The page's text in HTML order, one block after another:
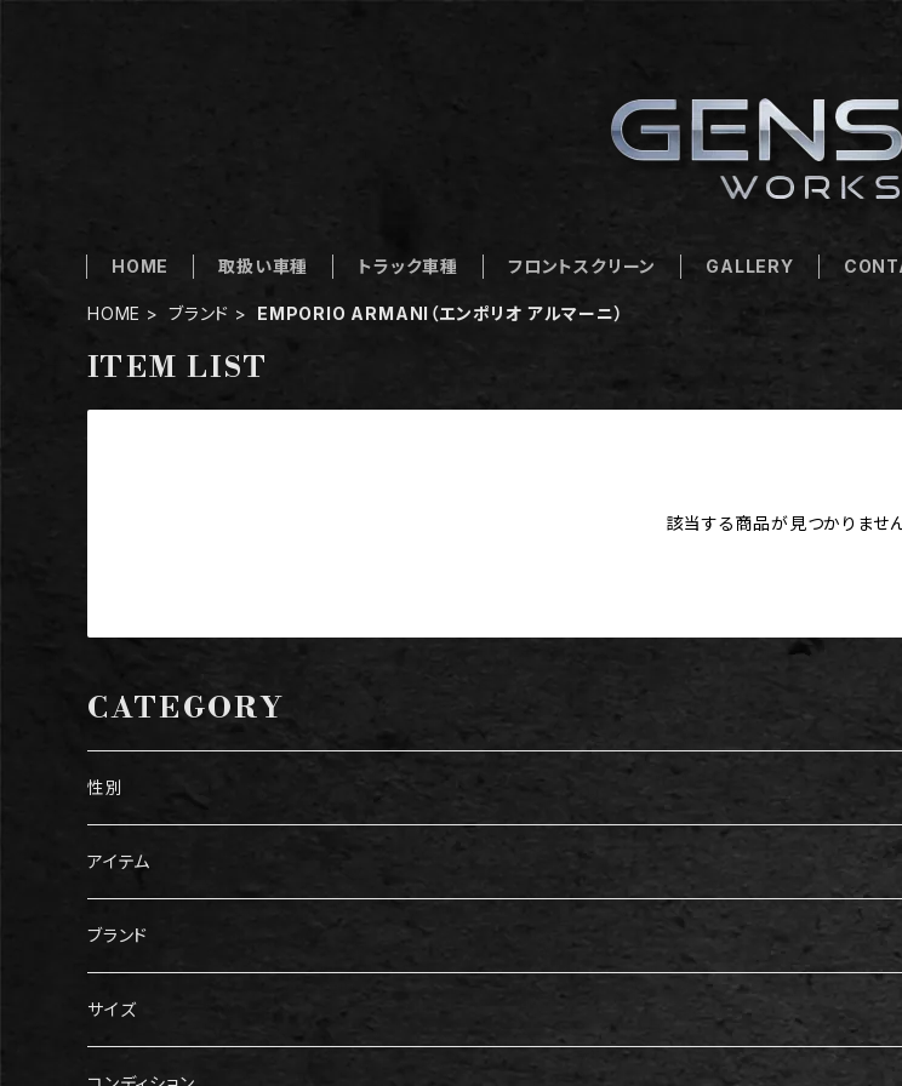
HOME 取扱い車種 トラック車種 フロントスクリーン GALLERY
HOME ブランド EMPORIO ARMANI（エンポリオ アルマーニ）
ITEM LIST
該当する商品が見つかりません
CATEGORY
性別
メンズ
レディース
アイテム
トップス
Tシャツ
ニット・セーター
ボトムス
パンツ
アウター
ブランド
Gucci（グッチ）
Prada（プラダ）
サイズ
メンズ服